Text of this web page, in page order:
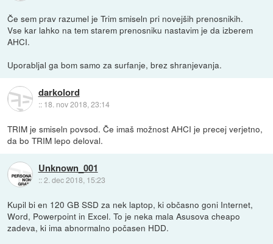
Če sem prav razumel je Trim smiseln pri novejših prenosnikih.
Vse kar lahko na tem starem prenosniku nastavim je da izberem
AHCI.
Uporabljal ga bom samo za surfanje, brez shranjevanja.
darkolord
:: 18. nov 2018, 23:14
TRIM je smiseln povsod. Če imaš možnost AHCI je precej verjetno,
da bo TRIM lepo deloval.
Unknown_001
::2. dec 2018, 15:23
Kupil bi en 120 GB SSD za nek laptop, ki občasno goni Internet,
Word, Powerpoint in Excel. To je neka mala Asusova cheapo
zadeva, ki ima abnormalno počasen HDD.